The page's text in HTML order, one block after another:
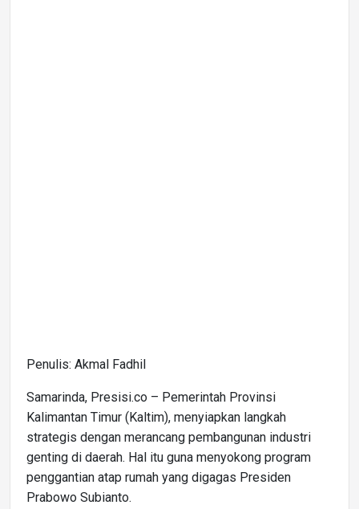
Penulis: Akmal Fadhil
Samarinda, Presisi.co – Pemerintah Provinsi
Kalimantan Timur (Kaltim), menyiapkan langkah
strategis dengan merancang pembangunan industri
genting di daerah. Hal itu guna menyokong program
penggantian atap rumah yang digagas Presiden
Prabowo Subianto.